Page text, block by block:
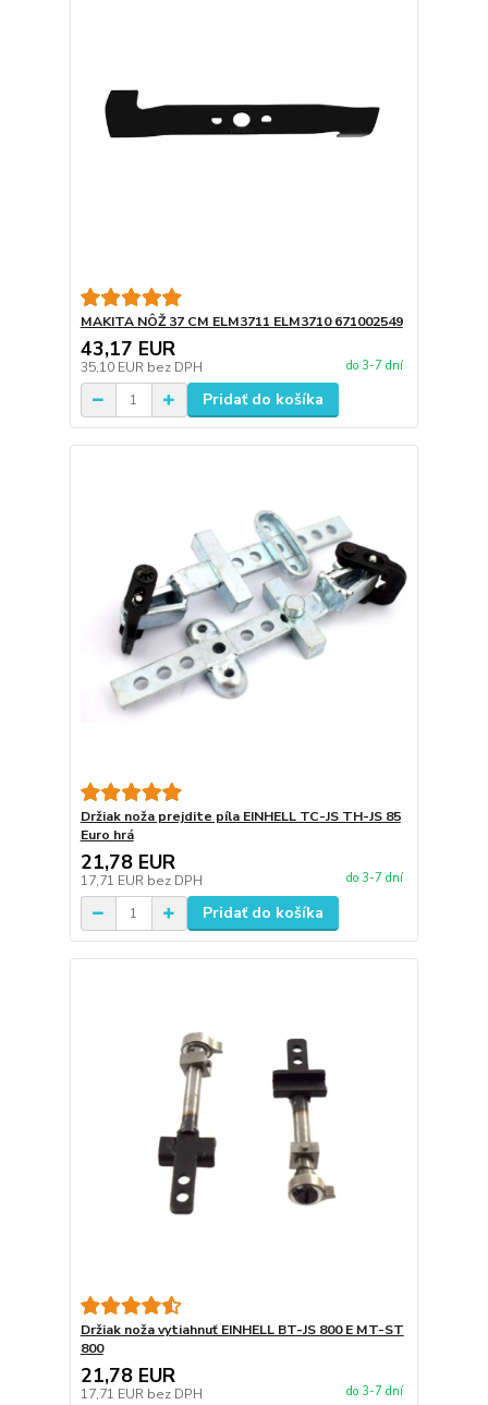
MAKITA NÔŽ 37 CM ELM3711 ELM3710 671002549
43,17 EUR
35,10 EUR bez DPH do 3-7 dní
Pridať do košíka
Držiak noža prejdite píla EINHELL TC-JS TH-JS 85
Euro hrá
21,78 EUR
17,71 EUR bez DPH do 3-7 dní
Pridať do košíka
Držiak noža vytiahnuť EINHELL BT-JS 800 E MT-ST
800
21,78 EUR
17,71 EUR bez DPH do 3-7 dní